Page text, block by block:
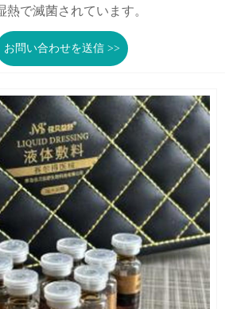
で滅菌されています。
お問い合わせを送信 >>